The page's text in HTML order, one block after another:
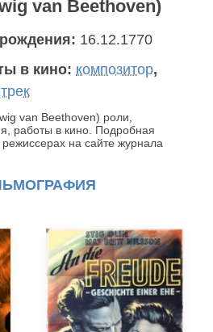
van Beethoven)
16.12.1770
в кино: композитор,
van Beethoven) роли,
работы в кино. Подробная
на сайте журнала